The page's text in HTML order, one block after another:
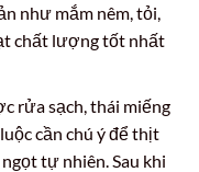
như mắm nêm, tỏi,
chất lượng tốt nhất
rửa sạch, thái miếng
cần chú ý để thịt
tự nhiên. Sau khi